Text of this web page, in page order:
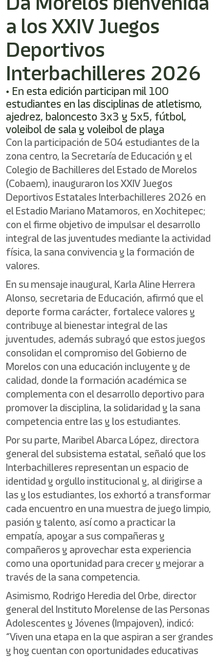
a los XXIV Juegos
Deportivos
Interbachilleres 2026
• En esta edición participan mil 100
estudiantes en las disciplinas de atletismo,
ajedrez, baloncesto 3x3 y 5x5, fútbol,
voleibol de sala y voleibol de playa
Con la participación de 504 estudiantes de la
zona centro, la Secretaría de Educación y el
Colegio de Bachilleres del Estado de Morelos
(Cobaem), inauguraron los XXIV Juegos
Deportivos Estatales Interbachilleres 2026 en
el Estadio Mariano Matamoros, en Xochitepec;
con el firme objetivo de impulsar el desarrollo
integral de las juventudes mediante la actividad
física, la sana convivencia y la formación de
valores.
En su mensaje inaugural, Karla Aline Herrera
Alonso, secretaria de Educación, afirmó que el
deporte forma carácter, fortalece valores y
contribuye al bienestar integral de las
juventudes, además subrayó que estos juegos
consolidan el compromiso del Gobierno de
Morelos con una educación incluyente y de
calidad, donde la formación académica se
complementa con el desarrollo deportivo para
promover la disciplina, la solidaridad y la sana
competencia entre las y los estudiantes.
Por su parte, Maribel Abarca López, directora
general del subsistema estatal, señaló que los
Interbachilleres representan un espacio de
identidad y orgullo institucional y, al dirigirse a
las y los estudiantes, los exhortó a transformar
cada encuentro en una muestra de juego limpio,
pasión y talento, así como a practicar la
empatía, apoyar a sus compañeras y
compañeros y aprovechar esta experiencia
como una oportunidad para crecer y mejorar a
través de la sana competencia.
Asimismo, Rodrigo Heredia del Orbe, director
general del Instituto Morelense de las Personas
Adolescentes y Jóvenes (Impajoven), indicó:
“Viven una etapa en la que aspiran a ser grandes
y hoy cuentan con oportunidades educativas